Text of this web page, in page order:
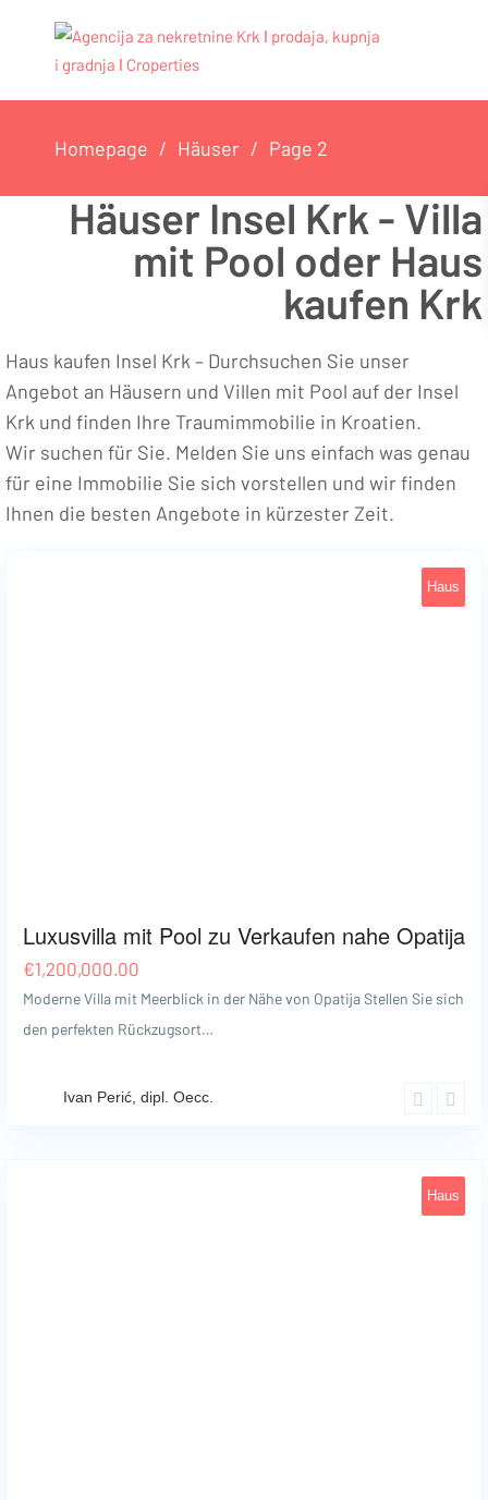
Homepage Häuser Page 2
Häuser Insel Krk - Villa
mit Pool oder Haus
kaufen Krk
Haus kaufen Insel Krk – Durchsuchen Sie unser
Angebot an Häusern und Villen mit Pool auf der Insel
Krk und finden Ihre Traumimmobilie in Kroatien.
Wir suchen für Sie. Melden Sie uns einfach was genau
für eine Immobilie Sie sich vorstellen und wir finden
Ihnen die besten Angebote in kürzester Zeit.
Haus
Luxusvilla mit Pool zu Verkaufen nahe Opatija
€1,200,000.00
Moderne Villa mit Meerblick in der Nähe von Opatija Stellen Sie sich
den perfekten Rückzugsort…
Ivan Perić, dipl. Oecc.
Haus